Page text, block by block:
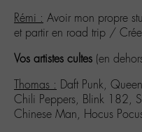
Rémi : Avoir mon propre
et partir en road trip /
Vos artistes cultes (en
Thomas : Daft Punk,
Chili Peppers, Blink 182,
Chinese Man, Hocus